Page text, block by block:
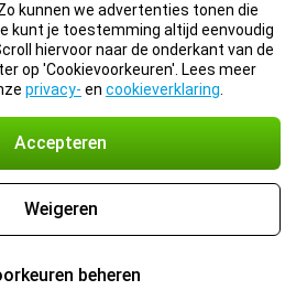
kunnen we advertenties tonen die
kunt je toestemming altijd eenvoudig
hiervoor naar de onderkant van de
op 'Cookievoorkeuren'. Lees meer
privacy- en cookieverklaring
Accepteren
Weigeren
beheren